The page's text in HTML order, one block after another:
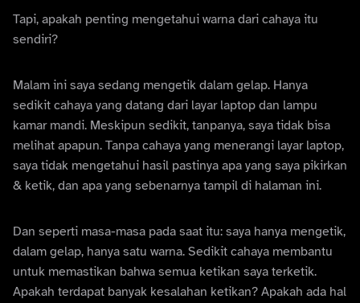
Tapi, apakah penting mengetahui warna dari cahaya itu
sendiri?
Malam ini saya sedang mengetik dalam gelap. Hanya
sedikit cahaya yang datang dari layar laptop dan lampu
kamar mandi. Meskipun sedikit, tanpanya, saya tidak bisa
melihat apapun. Tanpa cahaya yang menerangi layar laptop,
saya tidak mengetahui hasil pastinya apa yang saya pikirkan
& ketik, dan apa yang sebenarnya tampil di halaman ini.
Dan seperti masa-masa pada saat itu: saya hanya mengetik,
dalam gelap, hanya satu warna. Sedikit cahaya membantu
untuk memastikan bahwa semua ketikan saya terketik.
Apakah terdapat banyak kesalahan ketikan? Apakah ada hal